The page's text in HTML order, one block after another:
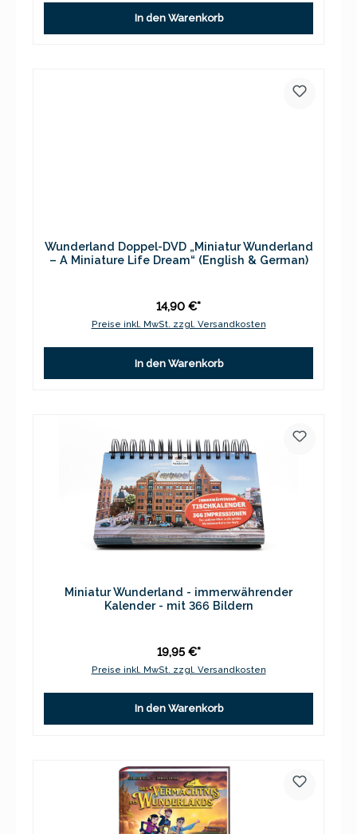
In den Warenkorb
Wunderland Doppel-DVD „Miniatur Wunderland
– A Miniature Life Dream“ (English & German)
14,90 €*
Preise inkl. MwSt. zzgl. Versandkosten
In den Warenkorb
Miniatur Wunderland - immerwährender
Kalender - mit 366 Bildern
19,95 €*
Preise inkl. MwSt. zzgl. Versandkosten
In den Warenkorb